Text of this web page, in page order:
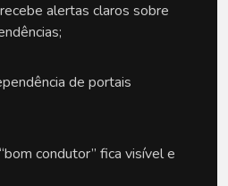
alertas claros sobre
de portais
condutor” fica visível e